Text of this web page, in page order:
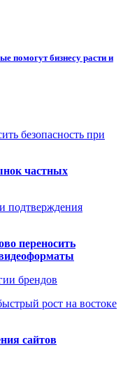
помогут бизнесу расти и
безопасность при
частных
подтверждения
переносить
брендов
рост на востоке
сайтов